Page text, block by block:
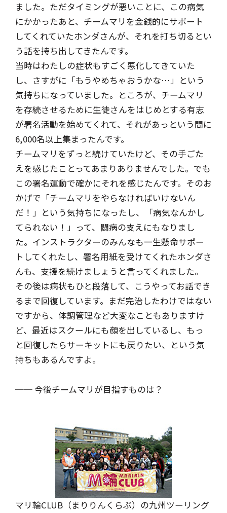
ました。ただタイミングが悪いことに、この病気
にかかったあと、チームマリを金銭的にサポート
してくれていたホンダさんが、それを打ち切るとい
う話を持ち出してきたんです。
当時はわたしの症状もすごく悪化してきていた
し、さすがに「もうやめちゃおうかな…」という
気持ちになっていました。ところが、チームマリ
を存続させるために生徒さんをはじめとする有志
が署名活動を始めてくれて、それがあっという間に
6,000名以上集まったんです。
チームマリをずっと続けていたけど、その手ごた
えを感じたことってあまりありませんでした。でも
この署名運動で確かにそれを感じたんです。そのお
かげで「チームマリをやらなければいけないん
だ！」という気持ちになったし、「病気なんかし
てられない！」って、闘病の支えにもなりまし
た。インストラクターのみんなも一生懸命サポー
トしてくれたし、署名用紙を受けてくれたホンダさ
んも、支援を続けましょうと言ってくれました。
その後は病状もひと段落して、こうやってお話でき
るまで回復しています。まだ完治したわけではない
ですから、体調管理など大変なこともありますけ
ど、最近はスクールにも顔を出しているし、もっ
と回復したらサーキットにも戻りたい、という気
持ちもあるんですよ。
── 今後チームマリが目指すものは？
マリ輪CLUB（まりりんくらぶ）の九州ツーリング